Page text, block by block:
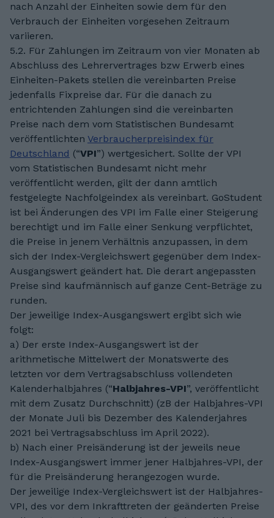
nach Anzahl der Einheiten sowie dem für den
Verbrauch der Einheiten vorgesehen Zeitraum
variieren.
5.2. Für Zahlungen im Zeitraum von vier Monaten ab
Abschluss des Lehrervertrages bzw Erwerb eines
Einheiten-Pakets stellen die vereinbarten Preise
jedenfalls Fixpreise dar. Für die danach zu
entrichtenden Zahlungen sind die vereinbarten
Preise nach dem vom Statistischen Bundesamt
veröffentlichten Verbraucherpreisindex für
Deutschland (“VPI”) wertgesichert. Sollte der VPI
vom Statistischen Bundesamt nicht mehr
veröffentlicht werden, gilt der dann amtlich
festgelegte Nachfolgeindex als vereinbart. GoStudent
ist bei Änderungen des VPI im Falle einer Steigerung
berechtigt und im Falle einer Senkung verpflichtet,
die Preise in jenem Verhältnis anzupassen, in dem
sich der Index-Vergleichswert gegenüber dem Index-
Ausgangswert geändert hat. Die derart angepassten
Preise sind kaufmännisch auf ganze Cent-Beträge zu
runden.
Der jeweilige Index-Ausgangswert ergibt sich wie
folgt:
a) Der erste Index-Ausgangswert ist der
arithmetische Mittelwert der Monatswerte des
letzten vor dem Vertragsabschluss vollendeten
Kalenderhalbjahres (“Halbjahres-VPI”, veröffentlicht
mit dem Zusatz Durchschnitt) (zB der Halbjahres-VPI
der Monate Juli bis Dezember des Kalenderjahres
2021 bei Vertragsabschluss im April 2022).
b) Nach einer Preisänderung ist der jeweils neue
Index-Ausgangswert immer jener Halbjahres-VPI, der
für die Preisänderung herangezogen wurde.
Der jeweilige Index-Vergleichswert ist der Halbjahres-
VPI, des vor dem Inkrafttreten der geänderten Preise